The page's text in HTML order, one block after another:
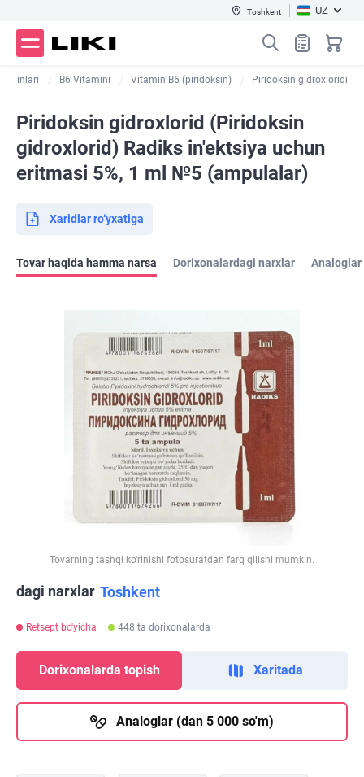
Toshkent UZ
B6 Vitamini Vitamin B6 (piridoksin) Piridoksin gidroxloridi
Piridoksin gidroxlorid (Piridoksin
gidroxlorid) Radiks in'ektsiya uchun
eritmasi 5%, 1 ml №5 (ampulalar)
Xaridlar ro‘yxatiga
Tovar haqida hamma narsa Dorixonalardagi narxlar Analoglar
Tovarning tashqi ko‘rinishi fotosuratdan farq qilishi mumkin.
dagi narxlar Toshkent
Retsept bo'yicha 448 ta dorixonalarda
Dorixonalarda topish Xaritada
Analoglar (dan 5 000 so'm)